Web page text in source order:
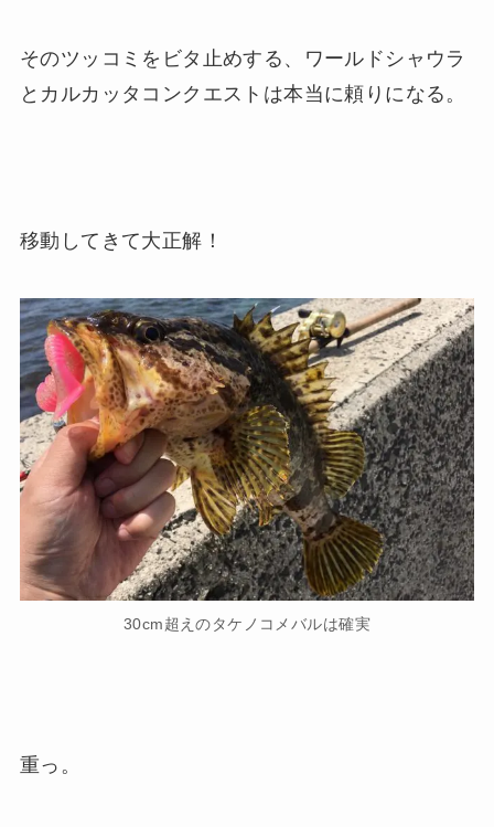
そのツッコミをビタ止めする、ワールドシャウラ
とカルカッタコンクエストは本当に頼りになる。
移動してきて大正解！
30cm超えのタケノコメバルは確実
重っ。